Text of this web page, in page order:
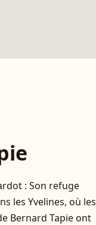
: Son refuge
les Yvelines, où les
Bernard Tapie ont